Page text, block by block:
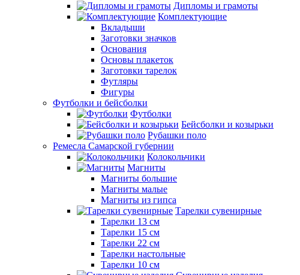
Дипломы и грамоты
Комплектующие
Вкладыши
Заготовки значков
Основания
Основы плакеток
Заготовки тарелок
Футляры
Фигуры
Футболки и бейсболки
Футболки
Бейсболки и козырьки
Рубашки поло
Ремесла Самарской губернии
Колокольчики
Магниты
Магниты большие
Магниты малые
Магниты из гипса
Тарелки сувенирные
Тарелки 13 см
Тарелки 15 см
Тарелки 22 см
Тарелки настольные
Тарелки 10 см